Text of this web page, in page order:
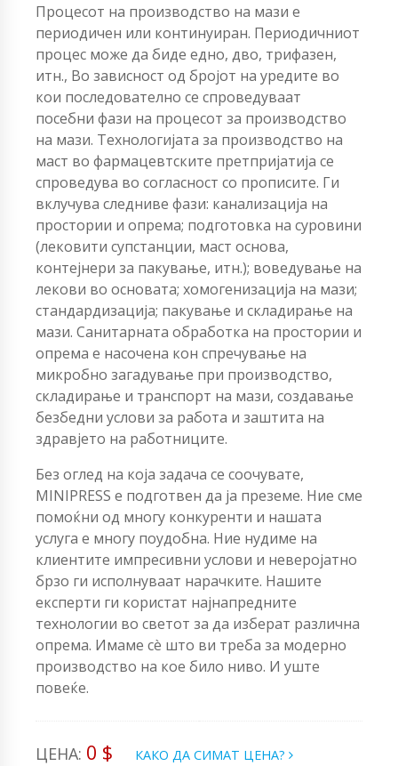
Процесот на производство на мази е
периодичен или континуиран. Периодичниот
процес може да биде едно, дво, трифазен,
итн., Во зависност од бројот на уредите во
кои последователно се спроведуваат
посебни фази на процесот за производство
на мази. Технологијата за производство на
маст во фармацевтските претпријатија се
спроведува во согласност со прописите. Ги
вклучува следниве фази: канализација на
простории и опрема; подготовка на суровини
(лековити супстанции, маст основа,
контејнери за пакување, итн.); воведување на
лекови во основата; хомогенизација на мази;
стандардизација; пакување и складирање на
мази. Санитарната обработка на простории и
опрема е насочена кон спречување на
микробно загадување при производство,
складирање и транспорт на мази, создавање
безбедни услови за работа и заштита на
здравјето на работниците.
Без оглед на која задача се соочувате,
MINIPRESS е подготвен да ја преземе. Ние сме
помоќни од многу конкуренти и нашата
услуга е многу поудобна. Ние нудиме на
клиентите импресивни услови и неверојатно
брзо ги исполнуваат нарачките. Нашите
експерти ги користат најнапредните
технологии во светот за да изберат различна
опрема. Имаме сè што ви треба за модерно
производство на кое било ниво. И уште
повеќе.
ЦЕНА: 0 $ КАКО ДА СИМАТ ЦЕНА?